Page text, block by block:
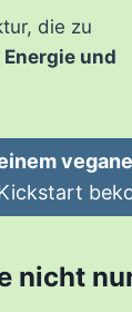
die zu
und
nicht